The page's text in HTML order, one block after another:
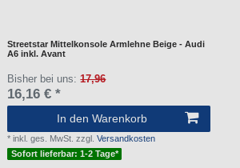
Streetstar Mittelkonsole Armlehne Beige - Audi
A6 inkl. Avant
Bisher bei uns:17,96
16,16 € *
In den Warenkorb
*inkl. ges. MwSt. zzgl.Versandkosten
Sofort lieferbar: 1-2 Tage*